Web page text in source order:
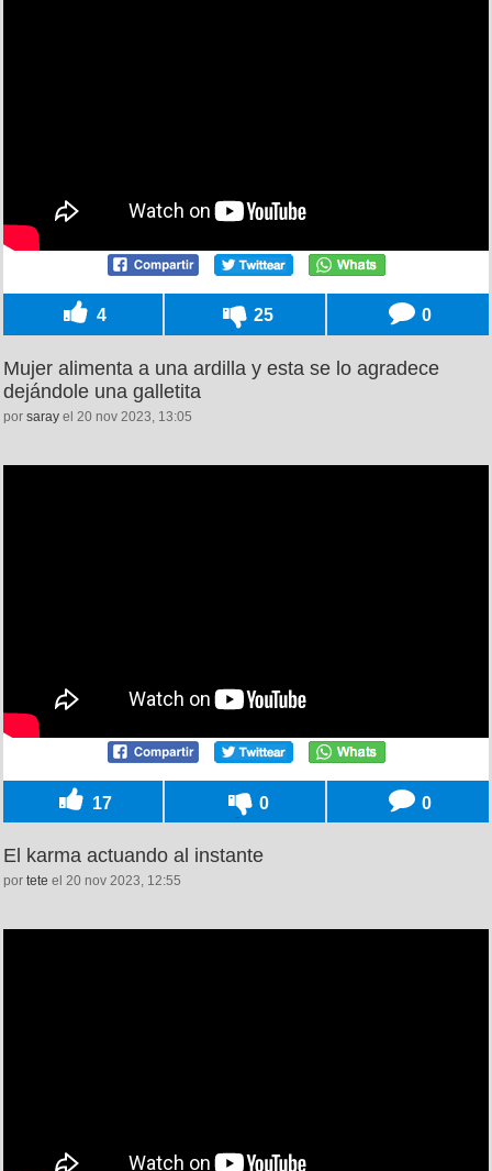
4 25 0
Mujer alimenta a una ardilla y esta se lo agradece
dejándole una galletita
por saray el 20 nov 2023, 13:05
17 0 0
El karma actuando al instante
por tete el 20 nov 2023, 12:55